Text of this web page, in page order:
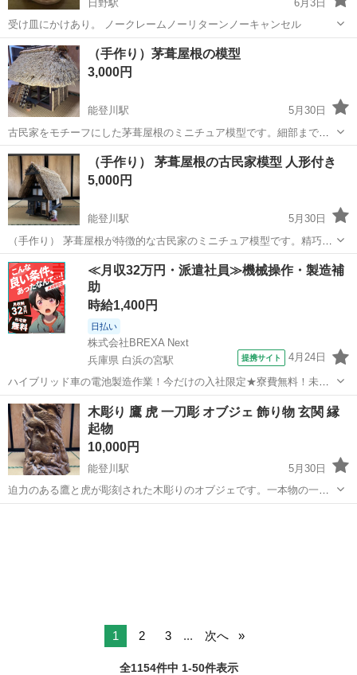
日野駅
6月3日
受け皿にかけあり。 ノークレームノーリターンノーキャンセル
滋賀 蒲生郡 日野駅 インテリア雑貨/小物
（手作り）茅葺屋根の模型
3,000円
能登川駅
5月30日
古民家をモチーフにした茅葺屋根のミニチュア模型です。細部まで丁
寧に作られており、日本の伝統的な建築様式が再現されています。ジ
オラマや和風インテリアとして飾るのに最適です。 【商品の状態】目
立った傷は有りません 【サイズ】高...
滋賀 東近江市 能登川駅 インテリア雑貨/小物 茅葺
（手作り） 茅葺屋根の古民家模型 人形付き
5,000円
能登川駅
5月30日
（手作り） 茅葺屋根が特徴的な古民家のミニチュア模型です。精巧な
作りで、日本の伝統的な建築様式が再現されています。隣には可愛ら
しい人形も添えられており、情景豊かな置物としてお楽しみいただけ
ます。インテリアのアクセントやコレク...
滋賀 東近江市 能登川駅 インテリア雑貨/小物
≪月収32万円・派遣社員≫機械操作・製造補
助
時給1,400円
日払い
株式会社BREXA Next
兵庫県 白浜の宮駅
提携サイト 4月24日
ハイブリッド車の電池製造作業！今だけの入社限定★寮費無料！未経
験活躍中★20～50代の男性活躍中！安定企業で長期で働きたい方オス
スメ！年間休日130日！正社員登用制度あり！マイカー通勤OK！ワン
ルーム寮完備！《兵庫県姫路市》...
兵庫 姫路市 白浜の宮駅 その他
木彫り 鷹 虎 一刀彫 オブジェ 飾り物 玄関 縁
起物
10,000円
能登川駅
5月30日
迫力のある鷹と虎が彫刻された木彫りのオブジェです。一本物の一刀
彫で、細部まで丁寧に作られています。玄関やリビングの飾り物とし
1 2 3 ... 次へ
全1154件中 1-50件表示